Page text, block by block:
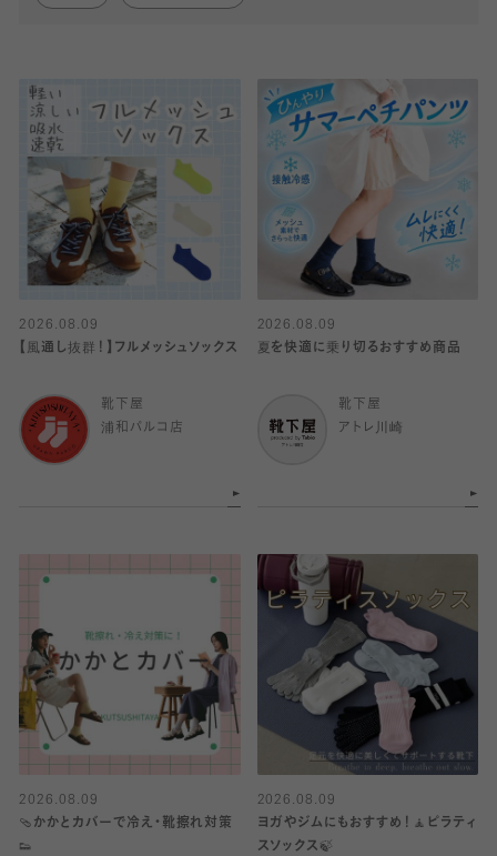
2026.08.09
【風通し抜群！】フルメッシュソックス
靴下屋
浦和パルコ店
2026.08.09
夏を快適に乗り切るおすすめ商品
靴下屋
アトレ川崎
2026.08.09
🩴かかとカバーで冷え・靴擦れ対策
👟
2026.08.09
ヨガやジムにもおすすめ！🧘ピラティ
スソックス🍃